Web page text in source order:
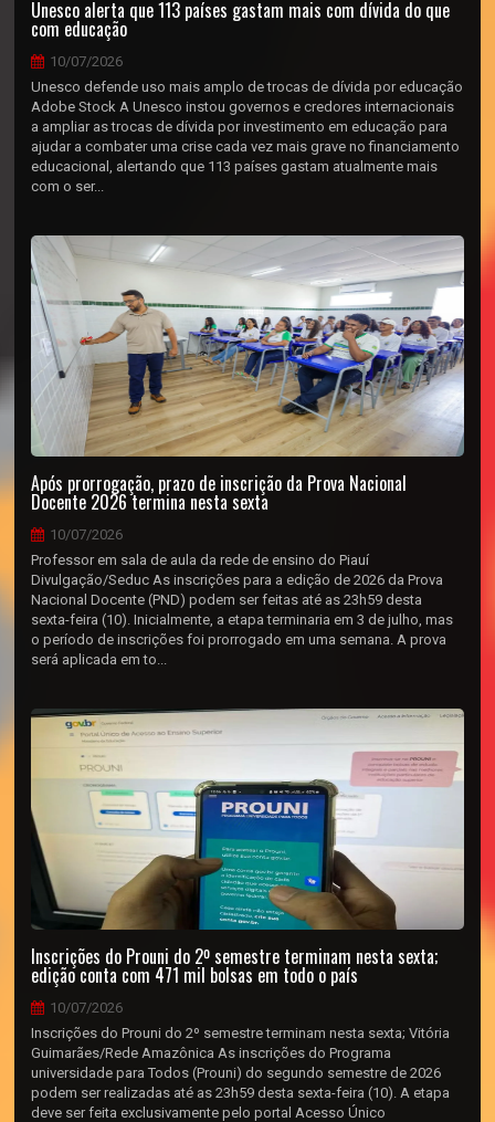
Unesco alerta que 113 países gastam mais com dívida do que
com educação
10/07/2026
Unesco defende uso mais amplo de trocas de dívida por educação
Adobe Stock A Unesco instou governos e credores internacionais
a ampliar as trocas de dívida por investimento em educação para
ajudar a combater uma crise cada vez mais grave no financiamento
educacional, alertando que 113 países gastam atualmente mais
com o ser...
Após prorrogação, prazo de inscrição da Prova Nacional
Docente 2026 termina nesta sexta
10/07/2026
Professor em sala de aula da rede de ensino do Piauí
Divulgação/Seduc As inscrições para a edição de 2026 da Prova
Nacional Docente (PND) podem ser feitas até as 23h59 desta
sexta-feira (10). Inicialmente, a etapa terminaria em 3 de julho, mas
o período de inscrições foi prorrogado em uma semana. A prova
será aplicada em to...
Inscrições do Prouni do 2º semestre terminam nesta sexta;
edição conta com 471 mil bolsas em todo o país
10/07/2026
Inscrições do Prouni do 2º semestre terminam nesta sexta; Vitória
Guimarães/Rede Amazônica As inscrições do Programa
universidade para Todos (Prouni) do segundo semestre de 2026
podem ser realizadas até as 23h59 desta sexta-feira (10). A etapa
deve ser feita exclusivamente pelo portal Acesso Único